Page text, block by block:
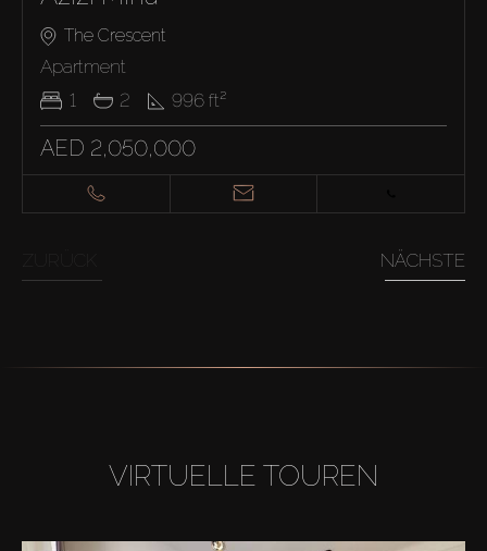
The Crescent
Apartment
1
2 996 ft²
AED 2,050,000
NÄCHSTE
VIRTUELLE TOUREN